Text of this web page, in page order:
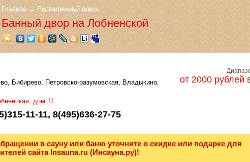
Главная → Расширенный поиск
Банный двор на Лобненской
от 2000 рублей
Бибирево, Петровско-разумовская, Владыкино,
дом 11
11-11, 8(495)636-27-75
в сауну или баню уточните о скидке или подарке для
сайта Insauna.ru (Инсауна.ру)!